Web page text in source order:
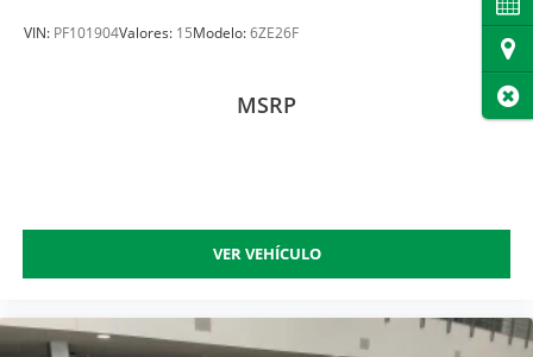
VIN: PF101904Valores: 15Modelo:6ZE26F
MSRP
VER VEHÍCULO